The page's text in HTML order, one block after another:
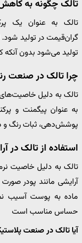
تالک چگونه به
تالک به عنوان یک
گران‌قیمت در تولید
تولید می‌شود بدون آنکه
چرا تالک در صنعت
تالک به دلیل
به عنوان پیگمنت و
پوشش‌دهی، ثبات رنگ و
استفاده از تالک در
تالک به دلیل خاصیت
آرایشی مانند پودر
ماده به پوست آسیب
حساس مناسب است
آیا تالک در صنعت